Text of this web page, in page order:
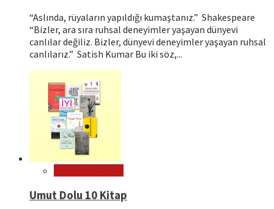
“Aslında, rüyaların yapıldığı kumaştanız.” Shakespeare
“Bizler, ara sıra ruhsal deneyimler yaşayan dünyevi
canlılar değiliz. Bizler, dünyevi deneyimler yaşayan ruhsal
canlılarız.” Satish Kumar Bu iki söz,...
Umut Dolu 10 Kitap